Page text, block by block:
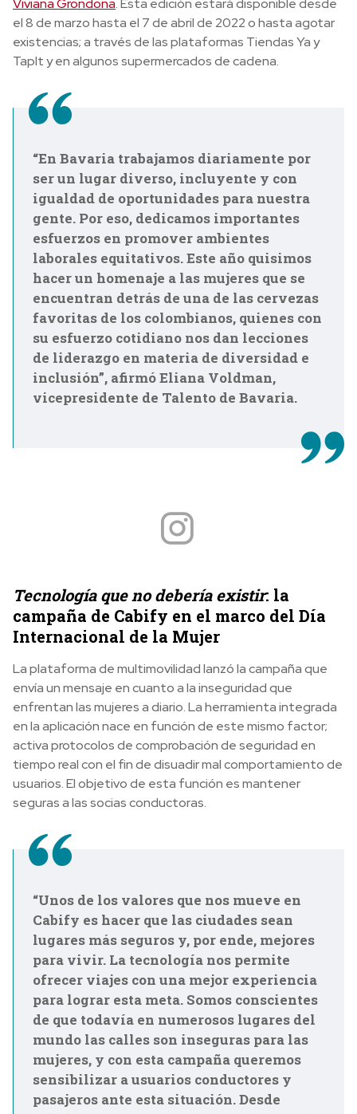
Viviana Grondona. Esta edición estará disponible desde
el 8 de marzo hasta el 7 de abril de 2022 o hasta agotar
existencias; a través de las plataformas Tiendas Ya y
TapIt y en algunos supermercados de cadena.
“En Bavaria trabajamos diariamente por
ser un lugar diverso, incluyente y con
igualdad de oportunidades para nuestra
gente. Por eso, dedicamos importantes
esfuerzos en promover ambientes
laborales equitativos. Este año quisimos
hacer un homenaje a las mujeres que se
encuentran detrás de una de las cervezas
favoritas de los colombianos, quienes con
su esfuerzo cotidiano nos dan lecciones
de liderazgo en materia de diversidad e
inclusión”, afirmó Eliana Voldman,
vicepresidente de Talento de Bavaria.
Tecnología que no debería existir: la
campaña de Cabify en el marco del Día
Internacional de la Mujer
La plataforma de multimovilidad lanzó la campaña que
envía un mensaje en cuanto a la inseguridad que
enfrentan las mujeres a diario. La herramienta integrada
en la aplicación nace en función de este mismo factor;
activa protocolos de comprobación de seguridad en
tiempo real con el fin de disuadir mal comportamiento de
usuarios. El objetivo de esta función es mantener
seguras a las socias conductoras.
“Unos de los valores que nos mueve en
Cabify es hacer que las ciudades sean
lugares más seguros y, por ende, mejores
para vivir. La tecnología nos permite
ofrecer viajes con una mejor experiencia
para lograr esta meta. Somos conscientes
de que todavía en numerosos lugares del
mundo las calles son inseguras para las
mujeres, y con esta campaña queremos
sensibilizar a usuarios conductores y
pasajeros ante esta situación. Desde